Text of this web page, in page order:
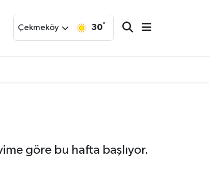
Çekmeköy 30°
göre bu hafta başlıyor.